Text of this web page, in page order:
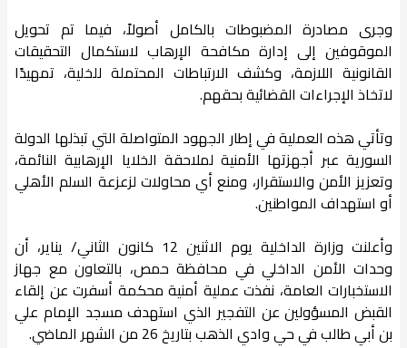
وجرى مصادرة المضبوطات بالكامل أصولاً، فيما تم تحويل
الموقوفين إلى إدارة مكافحة الإرهاب لاستكمال التحقيقات
القانونية اللازمة، وكشف الارتباطات المحتملة للخلية، تمهيدًا
لاتخاذ الإجراءات القضائية بحقهم.
وتأتي هذه العملية في إطار الجهود المتواصلة التي تبذلها الدولة
السورية عبر أجهزتها الأمنية لملاحقة الخلايا الإرهابية النائمة،
وتعزيز الأمن والاستقرار، ومنع أي محاولات لزعزعة السلم الأهلي
أو استهداف المواطنين.
وأعلنت وزارة الداخلية يوم الاثنين 12 كانون الثاني/ يناير، أن
وحدات الأمن الداخلي في محافظة حمص، بالتعاون مع جهاز
الاستخبارات العامة، نفذت عملية أمنية محكمة أسفرت عن إلقاء
القبض المسؤولين عن التفجير الذي استهدف مسجد الإمام علي
بن أبي طالب في حي وادي الذهب بتاريخ 26 من الشهر الماضي.